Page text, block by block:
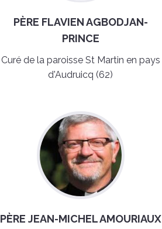
PÈRE FLAVIEN AGBODJAN-
PRINCE
Curé de la paroisse St Martin en pays
d'Audruicq (62)
PÈRE JEAN-MICHEL AMOURIAUX